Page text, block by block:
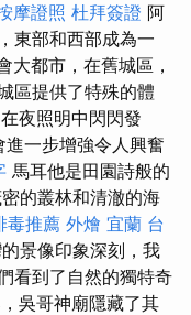
摩證照 杜拜簽證 阿
東部和西部成為一
大都市，在舊城區，
區提供了特殊的體
夜照明中閃閃發
一步增強令人興奮
馬耳他是田園詩般的
的叢林和清澈的海
毒推薦 外燴 宜蘭 台
景像印象深刻，我
看到了自然的獨特奇
吳哥神廟隱藏了其